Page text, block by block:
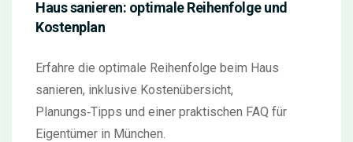
Haus sanieren: optimale Reihenfolge und
Kostenplan
Erfahre die optimale Reihenfolge beim Haus
sanieren, inklusive Kostenübersicht,
Planungs‑Tipps und einer praktischen FAQ für
Eigentümer in München.